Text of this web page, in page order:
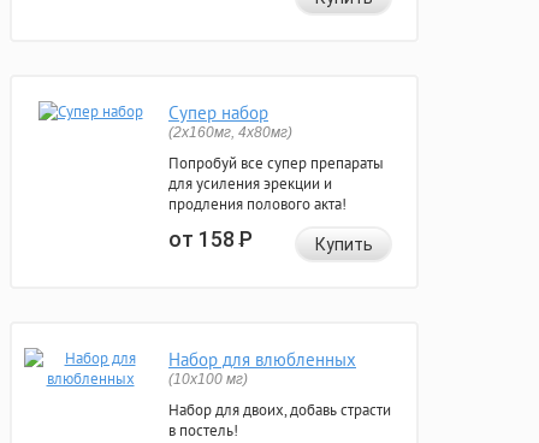
Супер набор
(2х160мг, 4х80мг)
Попробуй все супер препараты
для усиления эрекции и
продления полового акта!
от 158Р Купить
Набор для влюбленных
(10х100 мг)
Набор для двоих, добавь страсти
в постель!